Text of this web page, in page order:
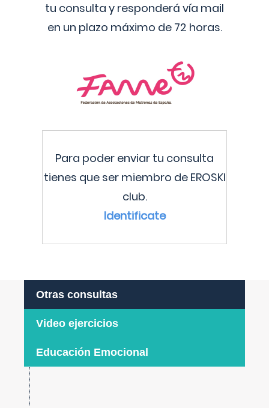
tu consulta y responderá vía mail
en un plazo máximo de 72 horas.
Para poder enviar tu consulta
tienes que ser miembro de EROSKI
club.
Identificate
Otras consultas
Video ejercicios
Educación Emocional